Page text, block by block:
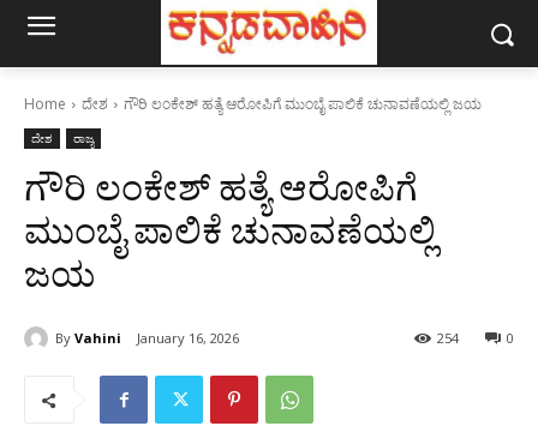
Home ದೇಶ ಗೌರಿ ಲಂಕೇಶ್ ಹತ್ಯೆ ಆರೋಪಿಗೆ ಮುಂಬೈ ಪಾಲಿಕೆ ಚುನಾವಣೆಯಲ್ಲಿ ಜಯ
ದೇಶ ರಾಜ್ಯ
ಗೌರಿ ಲಂಕೇಶ್ ಹತ್ಯೆ ಆರೋಪಿಗೆ
ಮುಂಬೈ ಪಾಲಿಕೆ ಚುನಾವಣೆಯಲ್ಲಿ
ಜಯ
By Vahini January 16, 2026 0
254